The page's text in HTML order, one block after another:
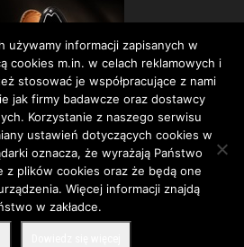
używamy informacji zapisanych w
cookies m.in. w celach reklamowych i
stosować je współpracujące z nami
jak firmy badawcze oraz dostawcy
Korzystanie z naszego serwisu
ustawień dotyczących cookies w
oznacza, że wyrażają Państwo
z plików cookies oraz że będą one
Więcej informacji znajdą
w zakładce.